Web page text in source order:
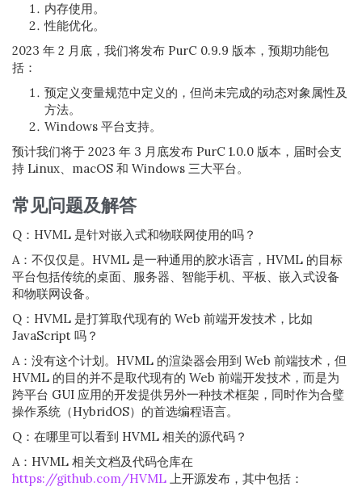
内存使用。
性能优化。
2023 年 2 月底，我们将发布 PurC 0.9.9 版本，预期功能包
括：
预定义变量规范中定义的，但尚未完成的动态对象属性及
方法。
Windows 平台支持。
预计我们将于 2023 年 3 月底发布 PurC 1.0.0 版本，届时会支
持 Linux、macOS 和 Windows 三大平台。
常见问题及解答
Q：HVML 是针对嵌入式和物联网使用的吗？
A：不仅仅是。HVML 是一种通用的胶水语言，HVML 的目标
平台包括传统的桌面、服务器、智能手机、平板、嵌入式设备
和物联网设备。
Q：HVML 是打算取代现有的 Web 前端开发技术，比如
JavaScript 吗？
A：没有这个计划。HVML 的渲染器会用到 Web 前端技术，但
HVML 的目的并不是取代现有的 Web 前端开发技术，而是为
跨平台 GUI 应用的开发提供另外一种技术框架，同时作为合璧
操作系统（HybridOS）的首选编程语言。
Q：在哪里可以看到 HVML 相关的源代码？
A：HVML 相关文档及代码仓库在
https://github.com/HVML 上开源发布，其中包括：